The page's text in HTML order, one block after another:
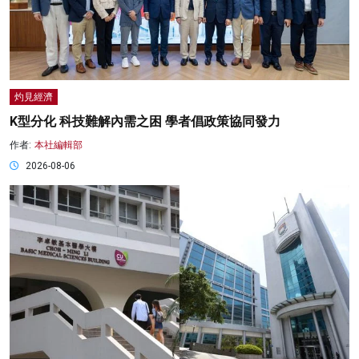
灼見經濟
K型分化 科技難解內需之困 學者倡政策協同發力
作者: 本社編輯部
2026-08-06